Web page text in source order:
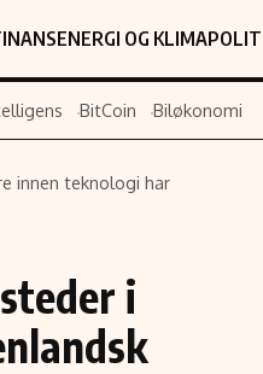
ENERGI OG KLIMA
Annonsepolicy
Brukervilkår
BitCoin Biløkonomi
innen teknologi har
i